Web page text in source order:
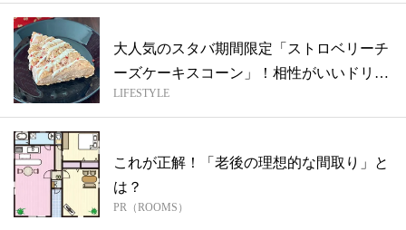
大人気のスタバ期間限定「ストロベリーチ
ーズケーキスコーン」！相性がいいドリン
クは...
LIFESTYLE
これが正解！「老後の理想的な間取り」と
は？
PR（ROOMS）